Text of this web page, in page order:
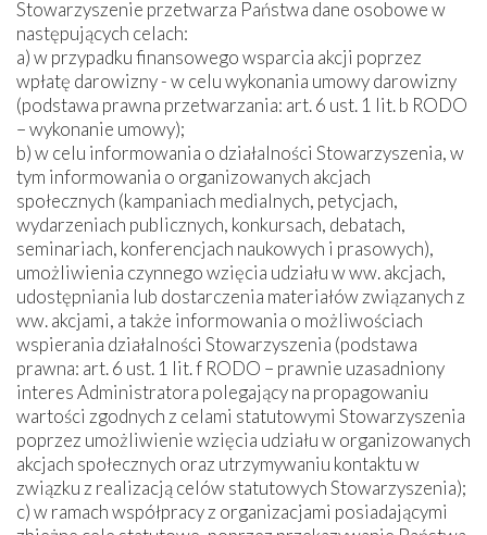
Stowarzyszenie przetwarza Państwa dane osobowe w
następujących celach:
a) w przypadku finansowego wsparcia akcji poprzez
wpłatę darowizny - w celu wykonania umowy darowizny
(podstawa prawna przetwarzania: art. 6 ust. 1 lit. b RODO
– wykonanie umowy);
b) w celu informowania o działalności Stowarzyszenia, w
tym informowania o organizowanych akcjach
społecznych (kampaniach medialnych, petycjach,
wydarzeniach publicznych, konkursach, debatach,
seminariach, konferencjach naukowych i prasowych),
umożliwienia czynnego wzięcia udziału w ww. akcjach,
udostępniania lub dostarczenia materiałów związanych z
ww. akcjami, a także informowania o możliwościach
wspierania działalności Stowarzyszenia (podstawa
prawna: art. 6 ust. 1 lit. f RODO – prawnie uzasadniony
interes Administratora polegający na propagowaniu
wartości zgodnych z celami statutowymi Stowarzyszenia
poprzez umożliwienie wzięcia udziału w organizowanych
akcjach społecznych oraz utrzymywaniu kontaktu w
związku z realizacją celów statutowych Stowarzyszenia);
c) w ramach współpracy z organizacjami posiadającymi